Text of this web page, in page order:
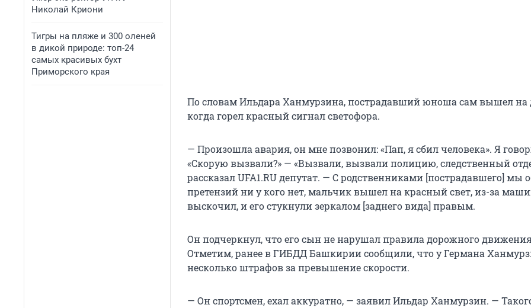
Николай Криони
Тигры на пляже и 300 оленей
в дикой природе: топ-24
самых красивых бухт
Приморского края
По словам Ильдара Ханмурзина, пострадавший юноша сам вышел на
когда горел красный сигнал светофора.
— Произошла авария, он мне позвонил: «Пап, я сбил человека». Я
«Скорую вызвали?» — «Вызвали, вызвали полицию, следственный
рассказал UFA1.RU депутат. — С родственниками [пострадавшего] мы
претензий ни у кого нет, мальчик вышел на красный свет, из-за
выскочил, и его стукнули зеркалом [заднего вида] правым.
Он подчеркнул, что его сын не нарушал правила дорожного
Отметим, ранее в ГИБДД Башкирии сообщили, что у Германа
несколько штрафов за превышение скорости.
— Он спортсмен, ехал аккуратно, — заявил Ильдар Ханмурзин. —